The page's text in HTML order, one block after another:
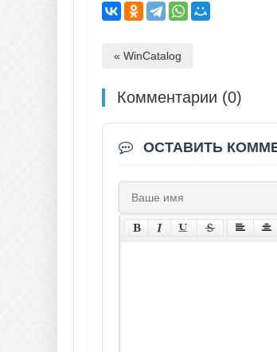
« WinCatalog
Комментарии (0)
ОСТАВИТЬ